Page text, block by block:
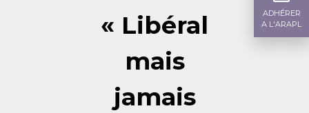
« Libéral
mais
jamais
ADHÉRER
A L'ARAPL